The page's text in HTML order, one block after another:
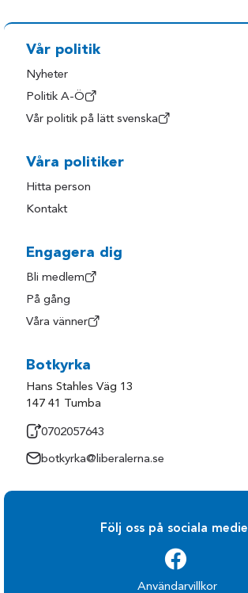
Vår politik
Nyheter
Politik A-Ö
Vår politik på lätt svenska
Våra politiker
Hitta person
Kontakt
Engagera dig
Bli medlem
På gång
Våra vänner
Botkyrka
Hans Stahles Väg 13
147 41 Tumba
0702057643
botkyrka@liberalerna.se
Följ oss på sociala
Användarvillkor